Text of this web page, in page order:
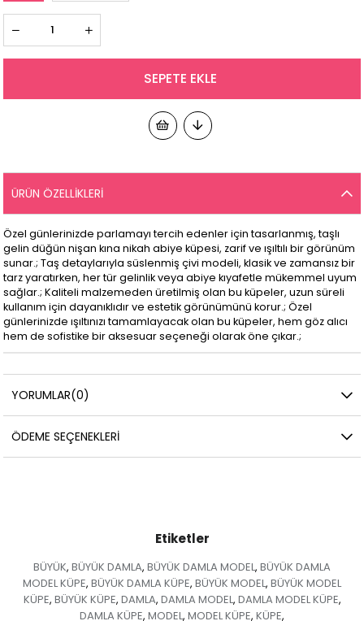
ÜRÜN ÖZELLIKLERI
Özel günlerinizde parlamayı tercih edenler için tasarlanmış, taşlı
gelin düğün nişan kına nikah abiye küpesi, zarif ve ışıltılı bir görünüm
sunar.; Taş detaylarıyla süslenmiş çivi modeli, klasik ve zamansız bir
tarz yaratırken, her tür gelinlik veya abiye kıyafetle mükemmel uyum
sağlar.; Kaliteli malzemeden üretilmiş olan bu küpeler, uzun süreli
kullanım için dayanıklıdır ve estetik görünümünü korur.; Özel
günlerinizde ışıltınızı tamamlayacak olan bu küpeler, hem göz alıcı
hem de sofistike bir aksesuar seçeneği olarak öne çıkar.;
YORUMLAR(0)
ÖDEME SEÇENEKLERI
Etiketler
BÜYÜK, BÜYÜK DAMLA, BÜYÜK DAMLA MODEL, BÜYÜK DAMLA
MODEL KÜPE, BÜYÜK DAMLA KÜPE, BÜYÜK MODEL, BÜYÜK MODEL
KÜPE, BÜYÜK KÜPE, DAMLA, DAMLA MODEL, DAMLA MODEL KÜPE,
DAMLA KÜPE, MODEL, MODEL KÜPE, KÜPE,